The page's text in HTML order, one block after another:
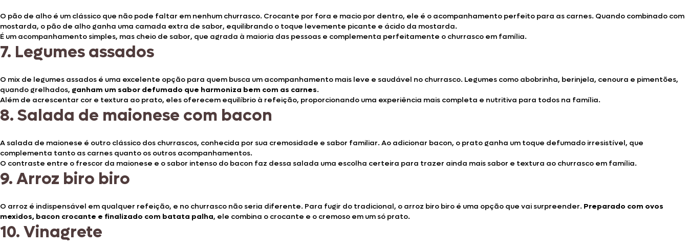
O pão de alho é um clássico que não pode faltar em nenhum churrasco. Crocante por fora e macio por dentro, ele é o acompanhamento perfeito para as carnes. Quando combinado com
mostarda, o pão de alho ganha uma camada extra de sabor, equilibrando o toque levemente picante e ácido da mostarda.
É um acompanhamento simples, mas cheio de sabor, que agrada à maioria das pessoas e complementa perfeitamente o churrasco em família.
7. Legumes assados
O mix de legumes assados é uma excelente opção para quem busca um acompanhamento mais leve e saudável no churrasco. Legumes como abobrinha, berinjela, cenoura e pimentões,
quando grelhados, ganham um sabor defumado que harmoniza bem com as carnes.
Além de acrescentar cor e textura ao prato, eles oferecem equilíbrio à refeição, proporcionando uma experiência mais completa e nutritiva para todos na família.
8.Salada de maionese com bacon
A salada de maionese é outro clássico dos churrascos, conhecida por sua cremosidade e sabor familiar. Ao adicionar bacon, o prato ganha um toque defumado irresistível, que
complementa tanto as carnes quanto os outros acompanhamentos.
O contraste entre o frescor da maionese e o sabor intenso do bacon faz dessa salada uma escolha certeira para trazer ainda mais sabor e textura ao churrasco em família.
9.Arroz biro biro
O arroz é indispensável em qualquer refeição, e no churrasco não seria diferente. Para fugir do tradicional, o arroz biro biro é uma opção que vai surpreender. Preparado com ovos
mexidos, bacon crocante e finalizado com batata palha, ele combina o crocante e o cremoso em um só prato.
10.Vinagrete